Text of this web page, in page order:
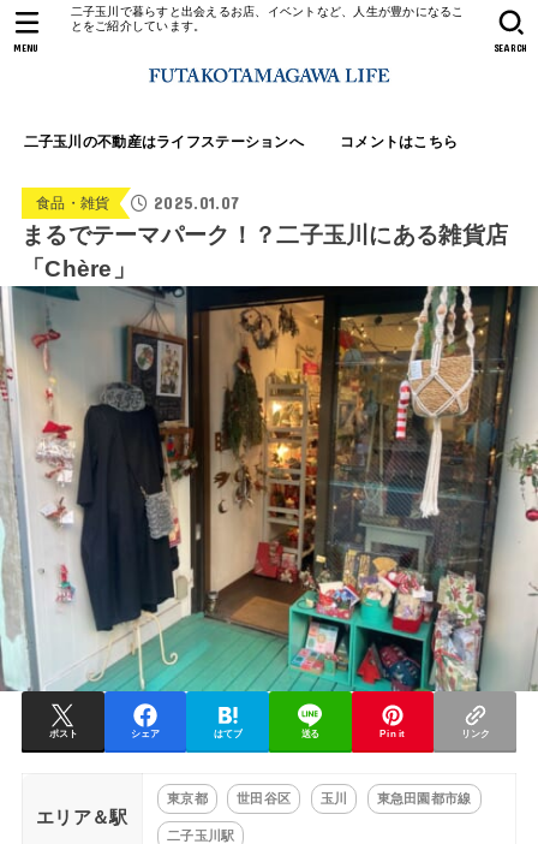
二子玉川で暮らすと出会えるお店、イベントなど、人生が豊かになるこ
とをご紹介しています。
二子玉川の不動産はライフステーションへ コメントはこちら
SEARCH
MENU
食品・雑貨 2025.01.07
まるでテーマパーク！？二子玉川にある雑貨店
「Chère」
ポスト シェア はてブ 送る Pin it リンク
エリア＆駅
東京都 世田谷区 玉川 東急田園都市線
二子玉川駅